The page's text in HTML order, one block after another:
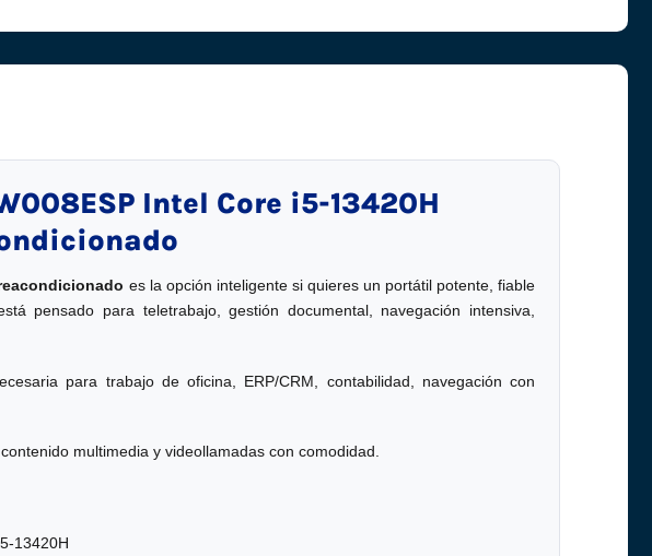
Intel Core i5-13420H
es la opción inteligente si quieres un portátil potente, fiable
pensado para teletrabajo, gestión documental, navegación intensiva,
para trabajo de oficina, ERP/CRM, contabilidad, navegación con
multimedia y videollamadas con comodidad.
13420H